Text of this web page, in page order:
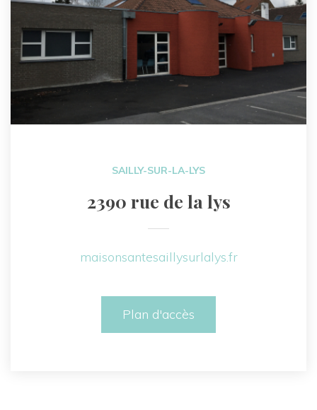
SAILLY-SUR-LA-LYS
2390 rue de la lys
maisonsantesaillysurlalys.fr
Plan d'accès